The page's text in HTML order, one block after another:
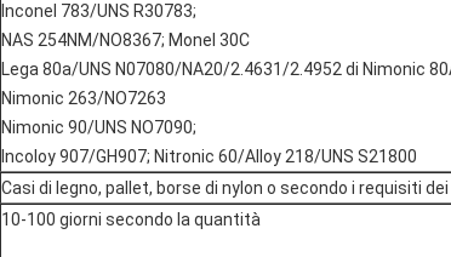
Inconel 783/UNS R30783;
NAS 254NM/NO8367; Monel 30C
Lega 80a/UNS N07080/NA20/2.4631/2.4952 di Nimonic
Nimonic 263/NO7263
Nimonic 90/UNS NO7090;
Incoloy 907/GH907; Nitronic 60/Alloy 218/UNS S21800
Casi di legno, pallet, borse di nylon o secondo i requisiti
10-100 giorni secondo la quantità